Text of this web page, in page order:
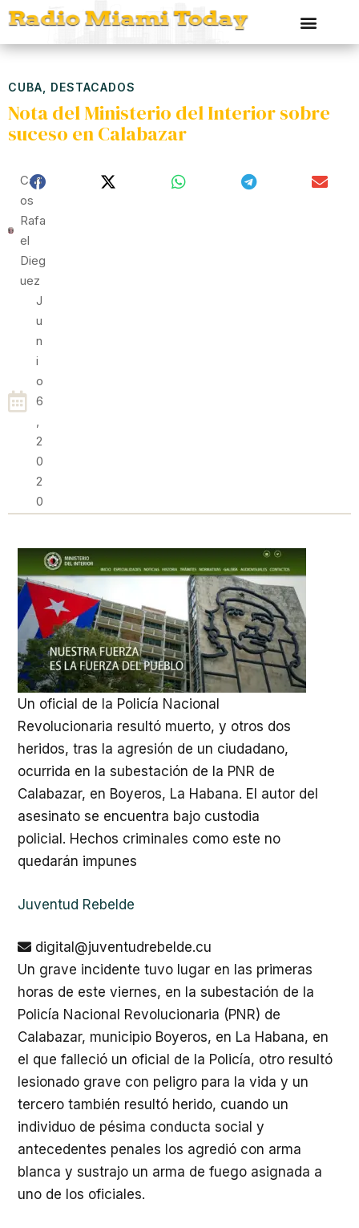
CUBA DESTACADOS
Nota del Ministerio del Interior sobre
suceso en Calabazar
Carl
Os
Rafa
El
Dieg
Uez
J
U
N
I
O
6
,
2
0
2
0
Un oficial de la Policía Nacional
Revolucionaria resultó muerto, y otros dos
heridos, tras la agresión de un ciudadano,
ocurrida en la subestación de la PNR de
Calabazar, en Boyeros, La Habana. El autor del
asesinato se encuentra bajo custodia
policial. Hechos criminales como este no
quedarán impunes
Juventud Rebelde
digital@juventudrebelde.cu
Un grave incidente tuvo lugar en las primeras
horas de este viernes, en la subestación de la
Policía Nacional Revolucionaria (PNR) de
Calabazar, municipio Boyeros, en La Habana, en
el que falleció un oficial de la Policía, otro resultó
lesionado grave con peligro para la vida y un
tercero también resultó herido, cuando un
individuo de pésima conducta social y
antecedentes penales los agredió con arma
blanca y sustrajo un arma de fuego asignada a
uno de los oficiales.